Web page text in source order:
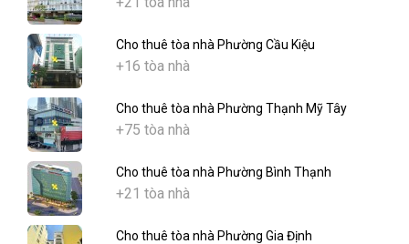
Cho thuê tòa nhà Phường Cầu Kiệu
+16 tòa nhà
Cho thuê tòa nhà Phường Thạnh Mỹ Tây
+75 tòa nhà
Cho thuê tòa nhà Phường Bình Thạnh
+21 tòa nhà
Cho thuê tòa nhà Phường Gia Định